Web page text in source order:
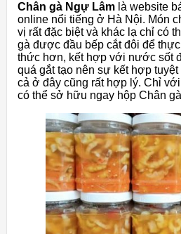
Chân gà Ngự Lâm là website
online nổi tiếng ở Hà Nội. Món
vị rất đặc biệt và khác lạ chỉ có
gà được đầu bếp cắt đôi để
thức hơn, kết hợp với nước sốt
quá gắt tạo nên sự kết hợp
cả ở đây cũng rất hợp lý. Chỉ
có thể sở hữu ngay hộp Chân